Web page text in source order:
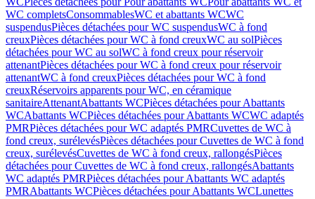
WC completsConsommablesWC et abattants WCWC
suspendusPièces détachées pour WC suspendusWC à fond
creuxPièces détachées pour WC à fond creuxWC au solPièces
détachées pour WC au solWC à fond creux pour réservoir
attenantPièces détachées pour WC à fond creux pour réservoir
attenantWC à fond creuxPièces détachées pour WC à fond
creuxRéservoirs apparents pour WC, en céramique
sanitaireAttenantAbattants WCPièces détachées pour Abattants
WCAbattants WCPièces détachées pour Abattants WCWC adaptés
PMRPièces détachées pour WC adaptés PMRCuvettes de WC à
fond creux, surélevésPièces détachées pour Cuvettes de WC à fond
creux, surélevésCuvettes de WC à fond creux, rallongésPièces
détachées pour Cuvettes de WC à fond creux, rallongésAbattants
WC adaptés PMRPièces détachées pour Abattants WC adaptés
PMRAbattants WCPièces détachées pour Abattants WCLunettes